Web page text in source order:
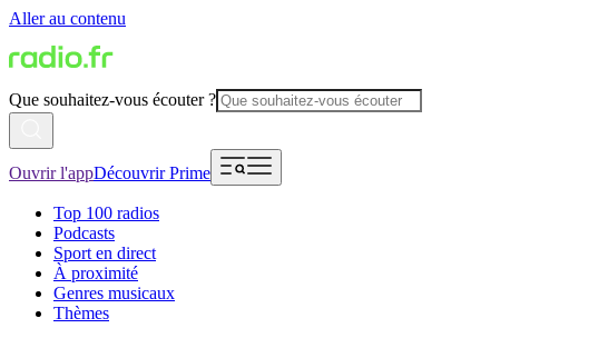
Aller au contenu
Que souhaitez-vous écouter ?
Ouvrir l'appDécouvrir Prime
Top 100 radios
Podcasts
Sport en direct
À proximité
Genres musicaux
Thèmes